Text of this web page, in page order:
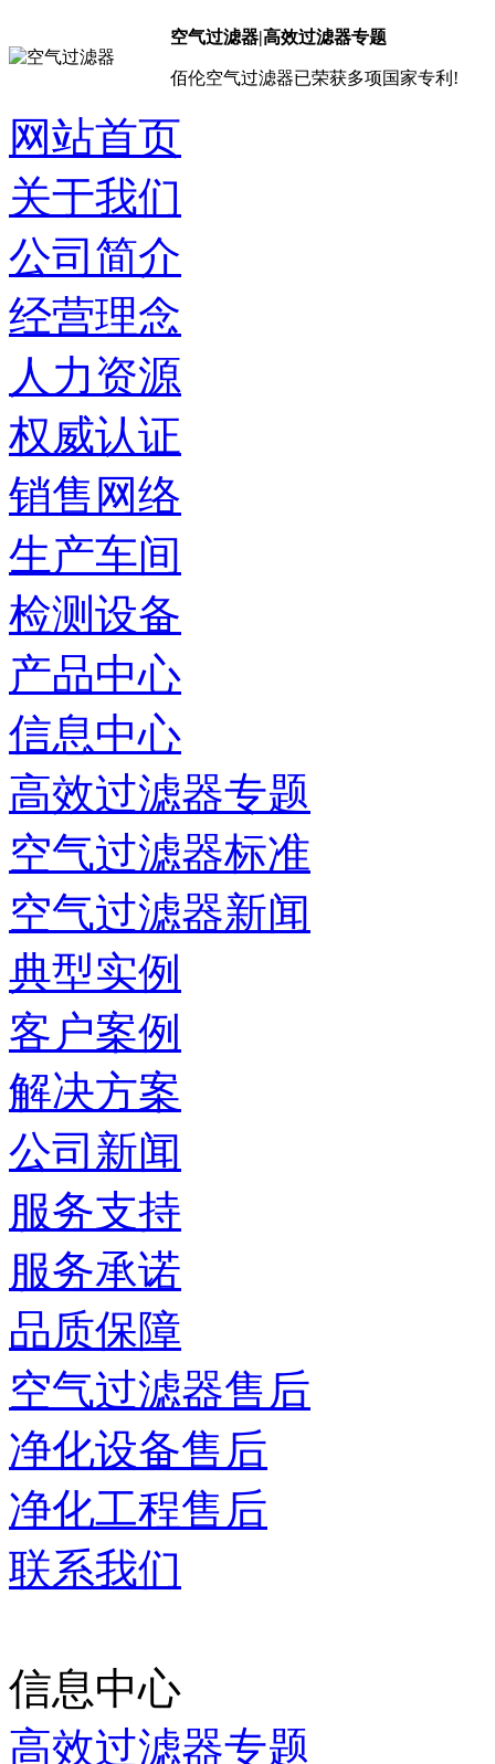
空气过滤器|高效过滤器专题
佰伦空气过滤器已荣获多项国家专利!
网站首页
关于我们
公司简介
经营理念
人力资源
权威认证
销售网络
生产车间
检测设备
产品中心
信息中心
高效过滤器专题
空气过滤器标准
空气过滤器新闻
典型实例
客户案例
解决方案
公司新闻
服务支持
服务承诺
品质保障
空气过滤器售后
净化设备售后
净化工程售后
联系我们
信息中心
高效过滤器专题